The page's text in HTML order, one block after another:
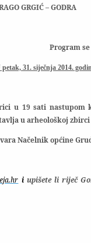
GRGIĆ – GODRA
Program
petak, 31. siječnja 2014.
u 19 sati nastupom
u arheološkoj
Načelnik općine
iupišete li riječ